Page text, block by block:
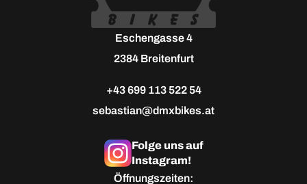
Eschengasse 4
2384 Breitenfurt
+43 699 113 522 54
sebastian@dmxbikes.at
Folge uns auf
Instagram!
Öffnungszeiten: